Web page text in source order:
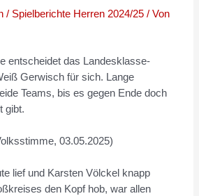
/ Spielberichte Herren 2024/25 / Von
entscheidet das Landesklasse-
Gerwisch für sich. Lange
Teams, bis es gegen Ende doch
gibt.
03.05.2025)
lief und Karsten Völckel knapp
den Kopf hob, war allen